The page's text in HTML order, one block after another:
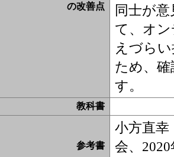
の改善点
同士が
て、オ
えづら
ため、
す。
教科書
参考書
小方直幸
会、